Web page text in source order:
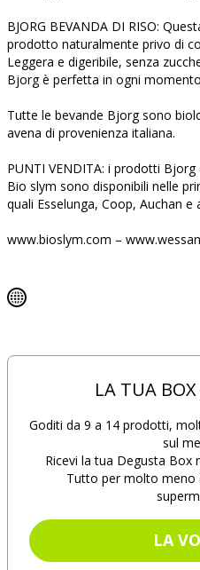
BJORG BEVANDA DI RISO:
prodotto naturalmente privo di
Leggera e digeribile, senza
Bjorg è perfetta in ogni
Tutte le bevande Bjorg sono
avena di provenienza italiana.
PUNTI VENDITA: i prodotti
Bio slym sono disponibili nelle
quali Esselunga, Coop, Auchan e
www.bioslym.com –
LA TUA BOX
Goditi da 9 a 14 prodotti,
sul
Ricevi la tua Degusta Box
Tutto per molto meno
LA